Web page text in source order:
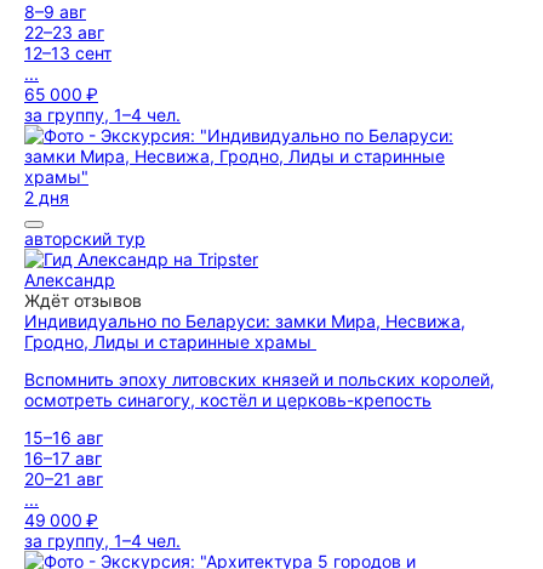
8–9 авг
22–23 авг
12–13 сент
...
65 000 ₽
за группу, 1–4 чел.
2 дня
авторский тур
Александр
Ждёт отзывов
Индивидуально по Беларуси: замки Мира, Несвижа,
Гродно, Лиды и старинные храмы
Вспомнить эпоху литовских князей и польских королей,
осмотреть синагогу, костёл и церковь-крепость
15–16 авг
16–17 авг
20–21 авг
...
49 000 ₽
за группу, 1–4 чел.